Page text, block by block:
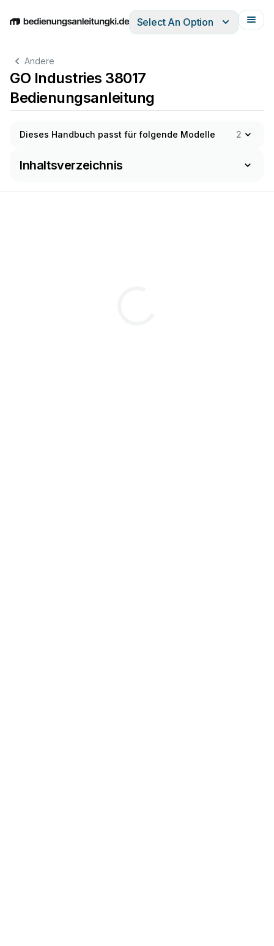
EnglishDeutschEspañolItalianoFrançais
Select An Option
Andere
GO Industries 38017
Bedienungsanleitung
Dieses Handbuch passt für folgende Modelle 2
Inhaltsverzeichnis